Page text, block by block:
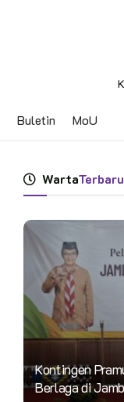
Buletin MoU
WartaTerbaru
Kontingen
Berlaga di